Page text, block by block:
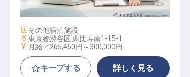
施設業態
その他宿泊施設
勤務地
東京都渋谷区 恵比寿南1-15-1
給与
月給／265,460円～ 300,000円
キープする 詳しく見る